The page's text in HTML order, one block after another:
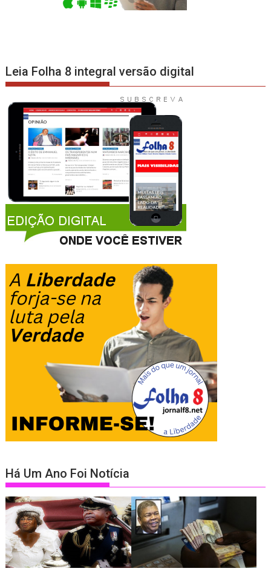
Leia Folha 8 integral versão digital
Há Um Ano Foi Notícia